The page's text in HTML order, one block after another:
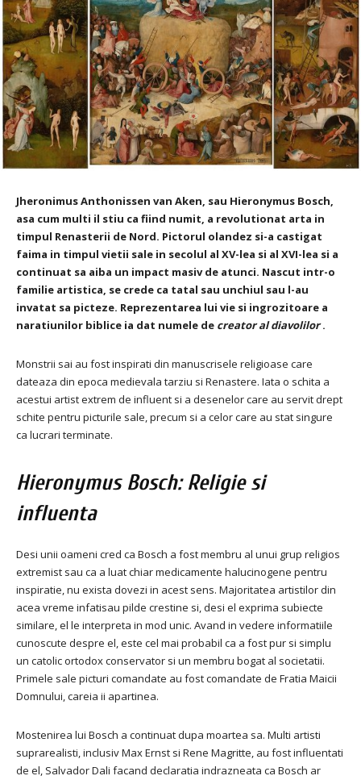
Jheronimus Anthonissen van Aken, sau Hieronymus Bosch,
asa cum multi il stiu ca fiind numit, a revolutionat arta in
timpul Renasterii de Nord. Pictorul olandez si-a castigat
faima in timpul vietii sale in secolul al XV-lea si al XVI-lea si a
continuat sa aiba un impact masiv de atunci. Nascut intr-o
familie artistica, se crede ca tatal sau unchiul sau l-au
invatat sa picteze. Reprezentarea lui vie si ingrozitoare a
naratiunilor biblice ia dat numele de creator al diavolilor.
Monstrii sai au fost inspirati din manuscrisele religioase care
dateaza din epoca medievala tarziu si Renastere. Iata o schita a
acestui artist extrem de influent si a desenelor care au servit drept
schite pentru picturile sale, precum si a celor care au stat singure
ca lucrari terminate.
Hieronymus Bosch: Religie si
influenta
Desi unii oameni cred ca Bosch a fost membru al unui grup religios
extremist sau ca a luat chiar medicamente halucinogene pentru
inspiratie, nu exista dovezi in acest sens. Majoritatea artistilor din
acea vreme infatisau pilde crestine si, desi el exprima subiecte
similare, el le interpreta in mod unic. Avand in vedere informatiile
cunoscute despre el, este cel mai probabil ca a fost pur si simplu
un catolic ortodox conservator si un membru bogat al societatii.
Primele sale picturi comandate au fost comandate de Fratia Maicii
Domnului, careia ii apartinea.
Mostenirea lui Bosch a continuat dupa moartea sa. Multi artisti
suprarealisti, inclusiv Max Ernst si Rene Magritte, au fost influentati
de el, Salvador Dali facand declaratia indrazneata ca Bosch ar